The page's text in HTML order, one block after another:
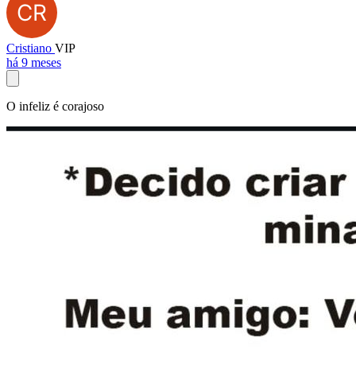
Cristiano VIP
há 9 meses
O infeliz é corajoso